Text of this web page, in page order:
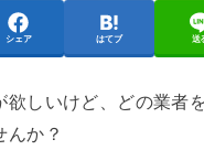
シェア はてブ 送
欲しいけど、どの業者
んか？